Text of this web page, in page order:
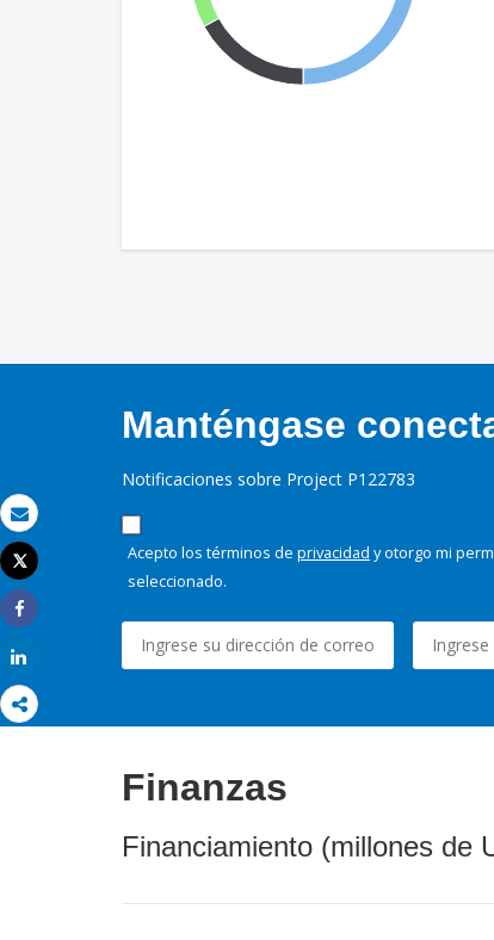
Correo electrónico
Imprimir
Tweet
Share
Manténgase
Notificaciones sobre Project P122783
Acepto los términos de privacidad y otorgo mi
seleccionado.
Finanzas
Financiamiento (millones de